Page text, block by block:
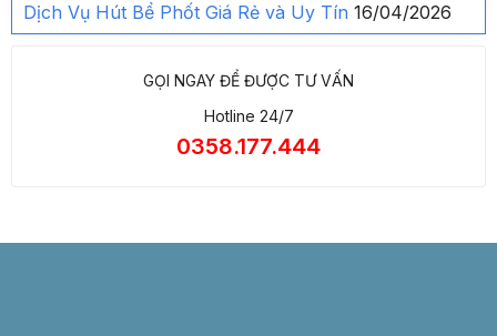
Dịch Vụ Hút Bể Phốt Giá Rẻ và Uy Tín 16/04/2026
GỌI NGAY ĐỂ ĐƯỢC TƯ VẤN
Hotline 24/7
0358.177.444